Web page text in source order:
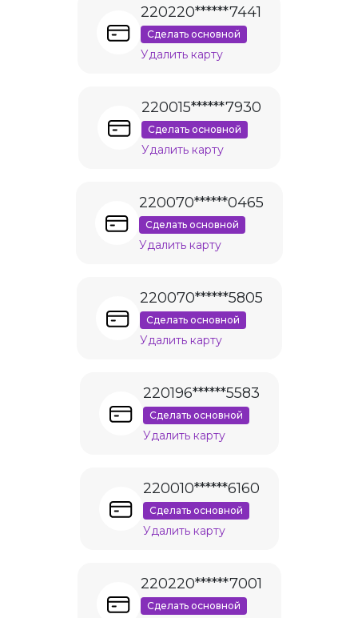
220220******7441
Сделать основной
Удалить карту
220015******7930
Сделать основной
Удалить карту
220070******0465
Сделать основной
Удалить карту
220070******5805
Сделать основной
Удалить карту
220196******5583
Сделать основной
Удалить карту
220010******6160
Сделать основной
Удалить карту
220220******7001
Сделать основной